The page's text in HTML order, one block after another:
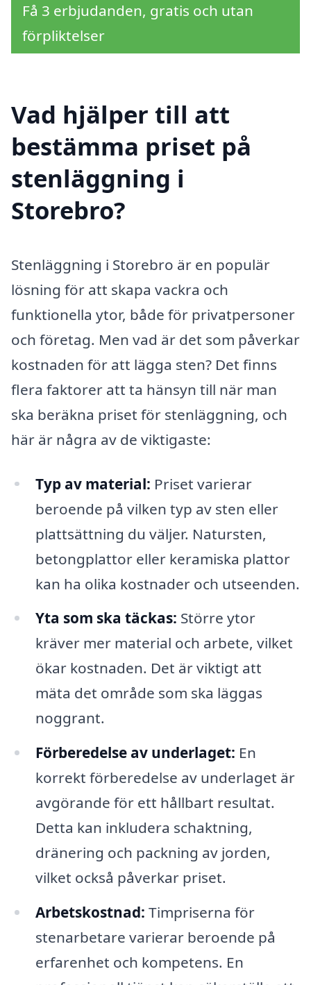
Få 3 erbjudanden, gratis och utan
förpliktelser
Vad hjälper till att
bestämma priset på
stenläggning i
Storebro?
Stenläggning i Storebro är en populär
lösning för att skapa vackra och
funktionella ytor, både för privatpersoner
och företag. Men vad är det som påverkar
kostnaden för att lägga sten? Det finns
flera faktorer att ta hänsyn till när man
ska beräkna priset för stenläggning, och
här är några av de viktigaste:
Typ av material: Priset varierar
beroende på vilken typ av sten eller
plattsättning du väljer. Natursten,
betongplattor eller keramiska plattor
kan ha olika kostnader och utseenden.
Yta som ska täckas: Större ytor
kräver mer material och arbete, vilket
ökar kostnaden. Det är viktigt att
mäta det område som ska läggas
noggrant.
Förberedelse av underlaget: En
korrekt förberedelse av underlaget är
avgörande för ett hållbart resultat.
Detta kan inkludera schaktning,
dränering och packning av jorden,
vilket också påverkar priset.
Arbetskostnad: Timpriserna för
stenarbetare varierar beroende på
erfarenhet och kompetens. En